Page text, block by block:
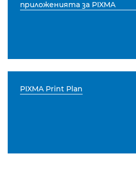
приложенията за PIXMA
PIXMA Print Plan